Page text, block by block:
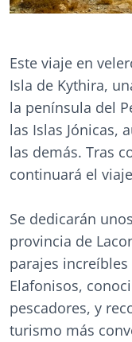
Este viaje en
Isla de Kythira,
la península del
las Islas Jónicas,
las demás. Tras
continuará el
Se dedicarán
provincia de
parajes
Elafonisos,
pescadores, y
turismo más